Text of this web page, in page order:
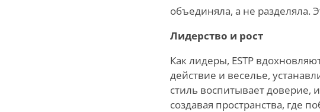
объединяла, а не разделяла.
Лидерство и рост
Как лидеры, ESTP
действие и веселье,
стиль воспитывает доверие,
создавая пространства, где